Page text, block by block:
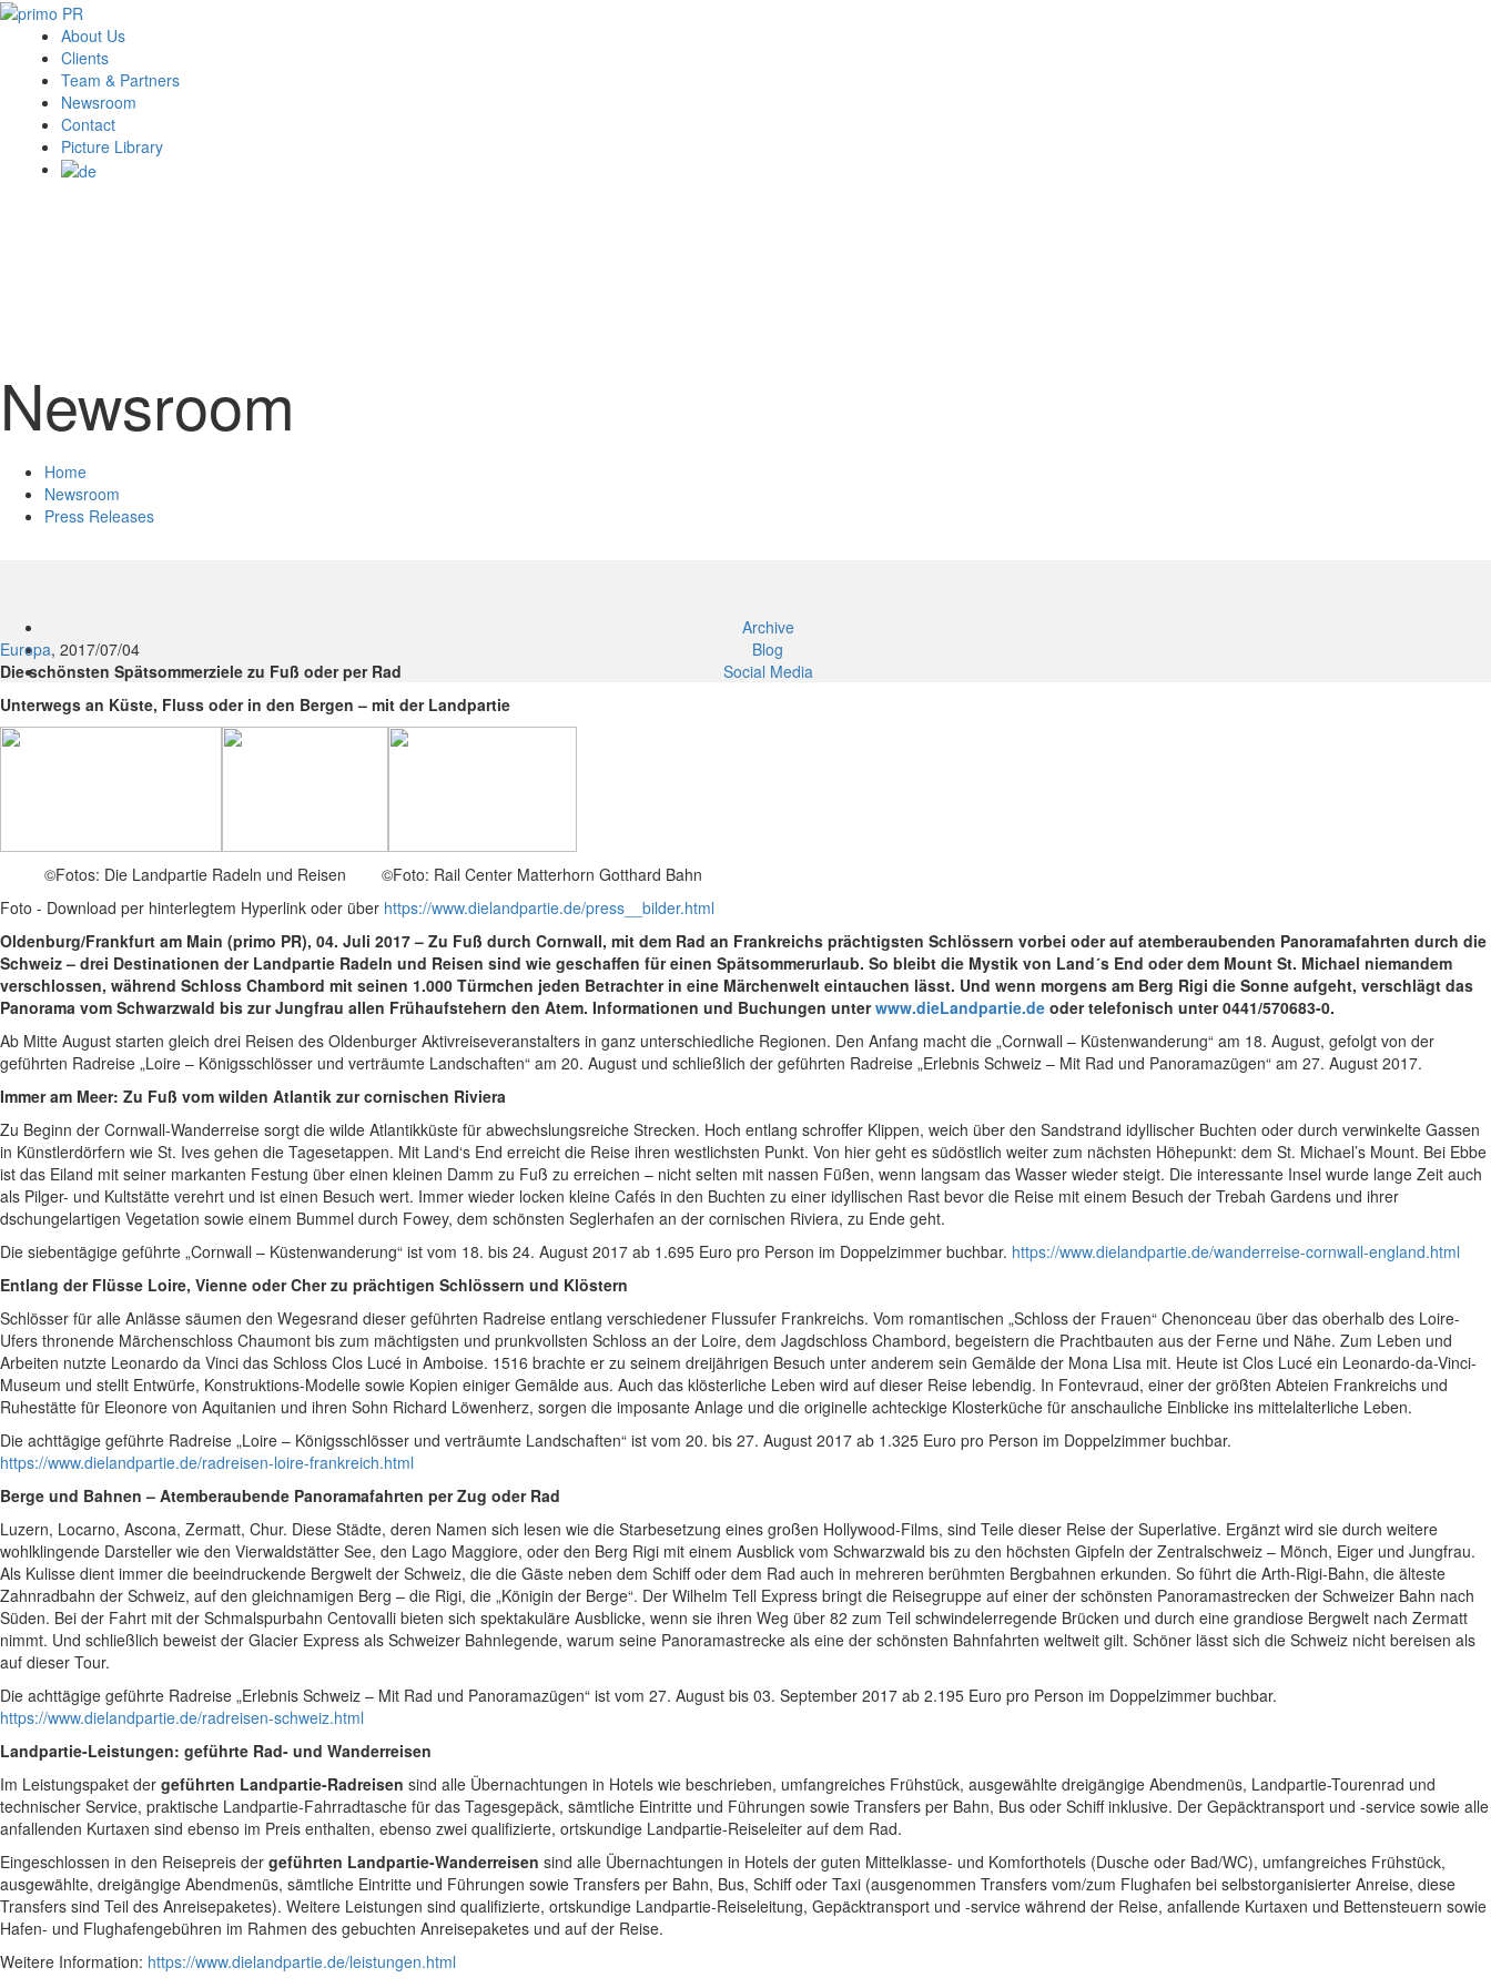
About Us
Clients
Team & Partners
Newsroom
Contact
Picture Library
Newsroom
Home
Newsroom
Press Releases
Archive
Blog
Social Media
Europa, 2017/07/04
Die schönsten Spätsommerziele zu Fuß oder per Rad
Unterwegs an Küste, Fluss oder in den Bergen – mit der Landpartie
©Fotos: Die Landpartie Radeln und Reisen ©Foto: Rail Center Matterhorn Gotthard Bahn
Foto - Download per hinterlegtem Hyperlink oder über https://www.dielandpartie.de/press__bilder.html
Oldenburg/Frankfurt am Main (primo PR), 04. Juli 2017 – Zu Fuß durch Cornwall, mit dem Rad an Frankreichs prächtigsten Schlössern vorbei oder auf atemberaubenden Panoramafahrten durch die
Schweiz – drei Destinationen der Landpartie Radeln und Reisen sind wie geschaffen für einen Spätsommerurlaub. So bleibt die Mystik von Land´s End oder dem Mount St. Michael niemandem
verschlossen, während Schloss Chambord mit seinen 1.000 Türmchen jeden Betrachter in eine Märchenwelt eintauchen lässt. Und wenn morgens am Berg Rigi die Sonne aufgeht, verschlägt das
Panorama vom Schwarzwald bis zur Jungfrau allen Frühaufstehern den Atem. Informationen und Buchungen unterwww.dieLandpartie.de oder telefonisch unter 0441/570683-0.
Ab Mitte August starten gleich drei Reisen des Oldenburger Aktivreiseveranstalters in ganz unterschiedliche Regionen. Den Anfang macht die „Cornwall – Küstenwanderung“ am 18. August, gefolgt von der
geführten Radreise „Loire – Königsschlösser und verträumte Landschaften“ am 20. August und schließlich der geführten Radreise „Erlebnis Schweiz – Mit Rad und Panoramazügen“ am 27. August 2017.
Immer am Meer: Zu Fuß vom wilden Atlantik zur cornischen Riviera
Zu Beginn der Cornwall-Wanderreise sorgt die wilde Atlantikküste für abwechslungsreiche Strecken. Hoch entlang schroffer Klippen, weich über den Sandstrand idyllischer Buchten oder durch verwinkelte Gassen
in Künstlerdörfern wie St. Ives gehen die Tagesetappen. Mit Land‘s End erreicht die Reise ihren westlichsten Punkt. Von hier geht es südöstlich weiter zum nächsten Höhepunkt: dem St. Michael’s Mount. Bei Ebbe
ist das Eiland mit seiner markanten Festung über einen kleinen Damm zu Fuß zu erreichen – nicht selten mit nassen Füßen, wenn langsam das Wasser wieder steigt. Die interessante Insel wurde lange Zeit auch
als Pilger- und Kultstätte verehrt und ist einen Besuch wert. Immer wieder locken kleine Cafés in den Buchten zu einer idyllischen Rast bevor die Reise mit einem Besuch der Trebah Gardens und ihrer
dschungelartigen Vegetation sowie einem Bummel durch Fowey, dem schönsten Seglerhafen an der cornischen Riviera, zu Ende geht.
Die siebentägige geführte „Cornwall – Küstenwanderung“ ist vom 18. bis 24. August 2017 ab 1.695 Euro pro Person im Doppelzimmer buchbar. https://www.dielandpartie.de/wanderreise-cornwall-england.html
Entlang der Flüsse Loire, Vienne oder Cher zu prächtigen Schlössern und Klöstern
Schlösser für alle Anlässe säumen den Wegesrand dieser geführten Radreise entlang verschiedener Flussufer Frankreichs. Vom romantischen „Schloss der Frauen“ Chenonceau über das oberhalb des Loire-
Ufers thronende Märchenschloss Chaumont bis zum mächtigsten und prunkvollsten Schloss an der Loire, dem Jagdschloss Chambord, begeistern die Prachtbauten aus der Ferne und Nähe. Zum Leben und
Arbeiten nutzte Leonardo da Vinci das Schloss Clos Lucé in Amboise. 1516 brachte er zu seinem dreijährigen Besuch unter anderem sein Gemälde der Mona Lisa mit. Heute ist Clos Lucé ein Leonardo-da-Vinci-
Museum und stellt Entwürfe, Konstruktions-Modelle sowie Kopien einiger Gemälde aus. Auch das klösterliche Leben wird auf dieser Reise lebendig. In Fontevraud, einer der größten Abteien Frankreichs und
Ruhestätte für Eleonore von Aquitanien und ihren Sohn Richard Löwenherz, sorgen die imposante Anlage und die originelle achteckige Klosterküche für anschauliche Einblicke ins mittelalterliche Leben.
Die achttägige geführte Radreise „Loire – Königsschlösser und verträumte Landschaften“ ist vom 20. bis 27. August 2017 ab 1.325 Euro pro Person im Doppelzimmer buchbar.
https://www.dielandpartie.de/radreisen-loire-frankreich.html
Berge und Bahnen – Atemberaubende Panoramafahrten per Zug oder Rad
Luzern, Locarno, Ascona, Zermatt, Chur. Diese Städte, deren Namen sich lesen wie die Starbesetzung eines großen Hollywood-Films, sind Teile dieser Reise der Superlative. Ergänzt wird sie durch weitere
wohlklingende Darsteller wie den Vierwaldstätter See, den Lago Maggiore, oder den Berg Rigi mit einem Ausblick vom Schwarzwald bis zu den höchsten Gipfeln der Zentralschweiz – Mönch, Eiger und Jungfrau.
Als Kulisse dient immer die beeindruckende Bergwelt der Schweiz, die die Gäste neben dem Schiff oder dem Rad auch in mehreren berühmten Bergbahnen erkunden. So führt die Arth-Rigi-Bahn, die älteste
Zahnradbahn der Schweiz, auf den gleichnamigen Berg – die Rigi, die „Königin der Berge“. Der Wilhelm Tell Express bringt die Reisegruppe auf einer der schönsten Panoramastrecken der Schweizer Bahn nach
Süden. Bei der Fahrt mit der Schmalspurbahn Centovalli bieten sich spektakuläre Ausblicke, wenn sie ihren Weg über 82 zum Teil schwindelerregende Brücken und durch eine grandiose Bergwelt nach Zermatt
nimmt. Und schließlich beweist der Glacier Express als Schweizer Bahnlegende, warum seine Panoramastrecke als eine der schönsten Bahnfahrten weltweit gilt. Schöner lässt sich die Schweiz nicht bereisen als
auf dieser Tour.
Die achttägige geführte Radreise „Erlebnis Schweiz – Mit Rad und Panoramazügen“ ist vom 27. August bis 03. September 2017 ab 2.195 Euro pro Person im Doppelzimmer buchbar.
https://www.dielandpartie.de/radreisen-schweiz.html
Landpartie-Leistungen: geführte Rad- und Wanderreisen
Im Leistungspaket der geführten Landpartie-Radreisen sind alle Übernachtungen in Hotels wie beschrieben, umfangreiches Frühstück, ausgewählte dreigängige Abendmenüs, Landpartie-Tourenrad und
technischer Service, praktische Landpartie-Fahrradtasche für das Tagesgepäck, sämtliche Eintritte und Führungen sowie Transfers per Bahn, Bus oder Schiff inklusive. Der Gepäcktransport und -service sowie alle
anfallenden Kurtaxen sind ebenso im Preis enthalten, ebenso zwei qualifizierte, ortskundige Landpartie-Reiseleiter auf dem Rad.
Eingeschlossen in den Reisepreis der geführten Landpartie-Wanderreisen sind alle Übernachtungen in Hotels der guten Mittelklasse- und Komforthotels (Dusche oder Bad/WC), umfangreiches Frühstück,
ausgewählte, dreigängige Abendmenüs, sämtliche Eintritte und Führungen sowie Transfers per Bahn, Bus, Schiff oder Taxi (ausgenommen Transfers vom/zum Flughafen bei selbstorganisierter Anreise, diese
Transfers sind Teil des Anreisepaketes). Weitere Leistungen sind qualifizierte, ortskundige Landpartie-Reiseleitung, Gepäcktransport und -service während der Reise, anfallende Kurtaxen und Bettensteuern sowie
Hafen- und Flughafengebühren im Rahmen des gebuchten Anreisepaketes und auf der Reise.
Weitere Information: https://www.dielandpartie.de/leistungen.html